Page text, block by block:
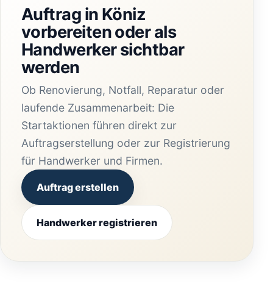
Auftrag in Köniz
vorbereiten oder als
Handwerker sichtbar
werden
Ob Renovierung, Notfall, Reparatur oder
laufende Zusammenarbeit: Die
Startaktionen führen direkt zur
Auftragserstellung oder zur Registrierung
für Handwerker und Firmen.
Auftrag erstellen
Handwerker registrieren